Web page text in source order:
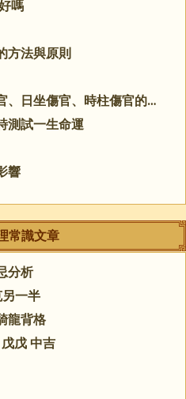
嗎
方法與原則
命局中年柱傷官、月柱傷官、日坐傷官、時柱傷官的含義
測試一生命運
響
常識文章
分析
一半
龍背格
戊 中吉